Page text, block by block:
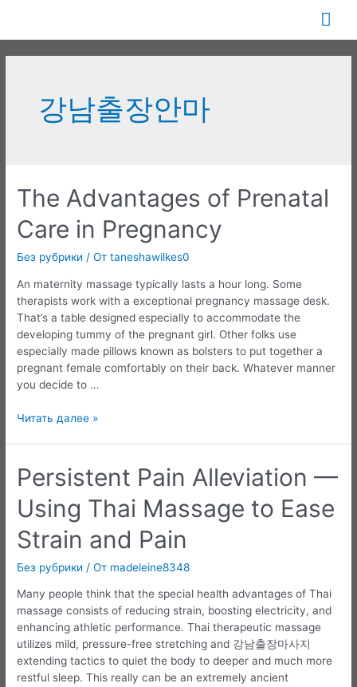
содержимому
강남출장안마
The Advantages of Prenatal
Care in Pregnancy
Без рубрики / От taneshawilkes0
An maternity massage typically lasts a hour long. Some
therapists work with a exceptional pregnancy massage desk.
That’s a table designed especially to accommodate the
developing tummy of the pregnant girl. Other folks use
especially made pillows known as bolsters to put together a
pregnant female comfortably on their back. Whatever manner
you decide to …
The
Prenatal
Care
in
Pregnancy
Читать далее »
Persistent Pain Alleviation —
Using Thai Massage to Ease
Strain and Pain
Без рубрики / От madeleine8348
Many people think that the special health advantages of Thai
massage consists of reducing strain, boosting electricity, and
enhancing athletic performance. Thai therapeutic massage
utilizes mild, pressure-free stretching and 강남출장마사지
extending tactics to quiet the body to deeper and much more
restful sleep. This really can be an extremely ancient